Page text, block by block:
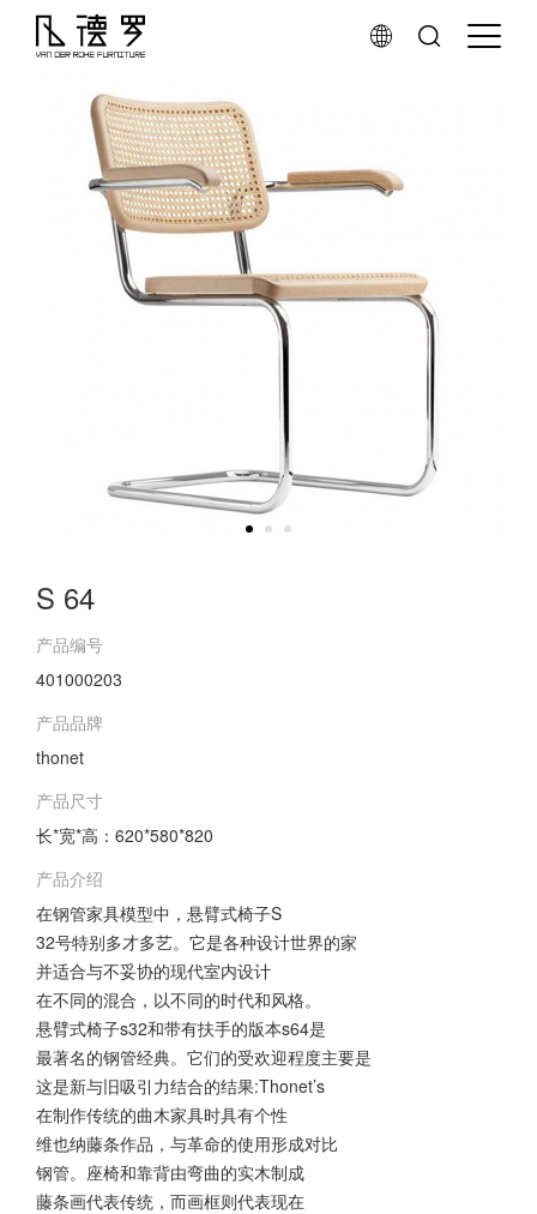
S 64
产品编号
401000203
产品品牌
thonet
产品尺寸
长*宽*高：620*580*820
产品介绍
在钢管家具模型中，悬臂式椅子S
32号特别多才多艺。它是各种设计世界的家
并适合与不妥协的现代室内设计
在不同的混合，以不同的时代和风格。
悬臂式椅子s32和带有扶手的版本s64是
最著名的钢管经典。它们的受欢迎程度主要是
这是新与旧吸引力结合的结果:Thonet’s
在制作传统的曲木家具时具有个性
维也纳藤条作品，与革命的使用形成对比
钢管。座椅和靠背由弯曲的实木制成
藤条画代表传统，而画框则代表现在